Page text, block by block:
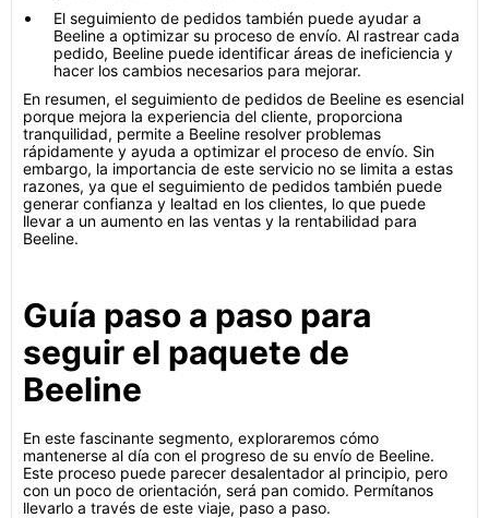
El seguimiento de pedidos también puede ayudar a
Beeline a optimizar su proceso de envío. Al rastrear cada
pedido, Beeline puede identificar áreas de ineficiencia y
hacer los cambios necesarios para mejorar.
En resumen, el seguimiento de pedidos de Beeline es esencial
porque mejora la experiencia del cliente, proporciona
tranquilidad, permite a Beeline resolver problemas
rápidamente y ayuda a optimizar el proceso de envío. Sin
embargo, la importancia de este servicio no se limita a estas
razones, ya que el seguimiento de pedidos también puede
generar confianza y lealtad en los clientes, lo que puede
llevar a un aumento en las ventas y la rentabilidad para
Beeline.
Guía paso a paso para
seguir el paquete de
Beeline
En este fascinante segmento, exploraremos cómo
mantenerse al día con el progreso de su envío de Beeline.
Este proceso puede parecer desalentador al principio, pero
con un poco de orientación, será pan comido. Permítanos
llevarlo a través de este viaje, paso a paso.